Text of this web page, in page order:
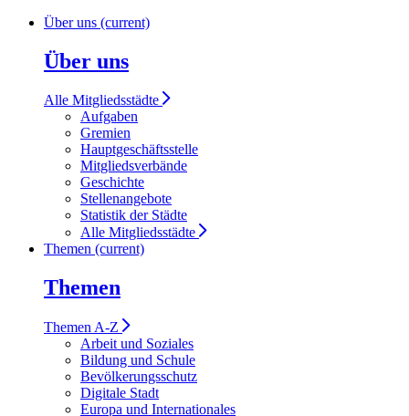
Über uns (current)
Über uns
Alle Mitgliedsstädte
Aufgaben
Gremien
Hauptgeschäftsstelle
Mitgliedsverbände
Geschichte
Stellenangebote
Statistik der Städte
Alle Mitgliedsstädte
Themen (current)
Themen
Themen A-Z
Arbeit und Soziales
Bildung und Schule
Bevölkerungsschutz
Digitale Stadt
Europa und Internationales